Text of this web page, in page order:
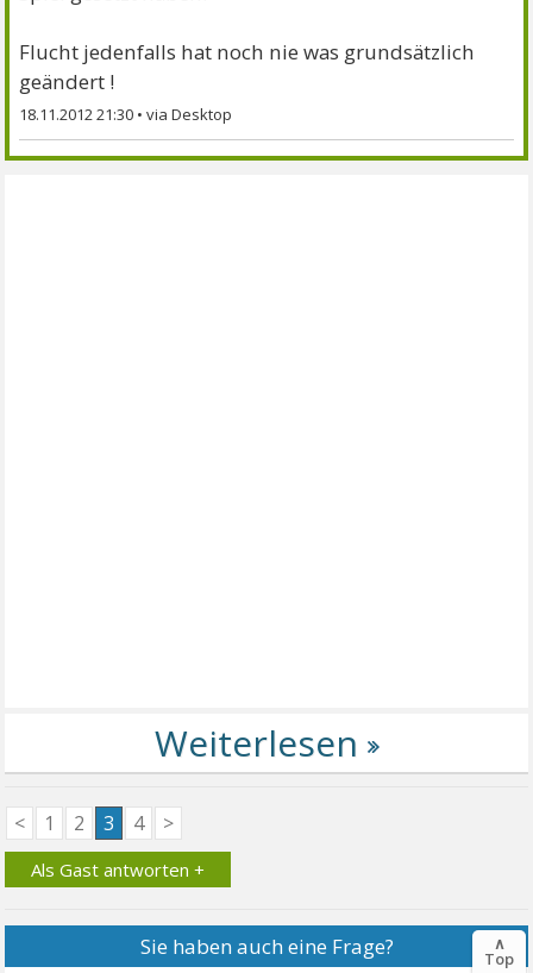
Flucht jedenfalls hat noch nie was grundsätzlich
geändert !
18.11.2012 21:30 •
< 1 2 3 4 >
Als Gast antworten +
Sie haben auch eine Frage? ∧
Top